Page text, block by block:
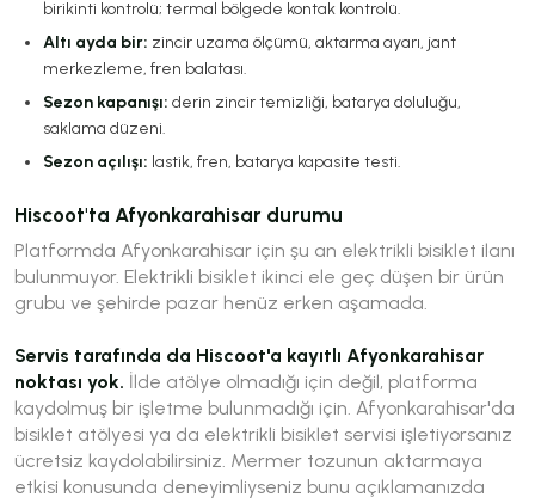
birikinti kontrolü; termal bölgede kontak kontrolü.
Altı ayda bir: zincir uzama ölçümü, aktarma ayarı, jant
merkezleme, fren balatası.
Sezon kapanışı: derin zincir temizliği, batarya doluluğu,
saklama düzeni.
Sezon açılışı: lastik, fren, batarya kapasite testi.
Hiscoot'ta Afyonkarahisar durumu
Platformda Afyonkarahisar için şu an elektrikli bisiklet ilanı
bulunmuyor. Elektrikli bisiklet ikinci ele geç düşen bir ürün
grubu ve şehirde pazar henüz erken aşamada.
Servis tarafında da Hiscoot'a kayıtlı Afyonkarahisar
noktası yok. İlde atölye olmadığı için değil, platforma
kaydolmuş bir işletme bulunmadığı için. Afyonkarahisar'da
bisiklet atölyesi ya da elektrikli bisiklet servisi işletiyorsanız
ücretsiz kaydolabilirsiniz. Mermer tozunun aktarmaya
etkisi konusunda deneyimliyseniz bunu açıklamanızda